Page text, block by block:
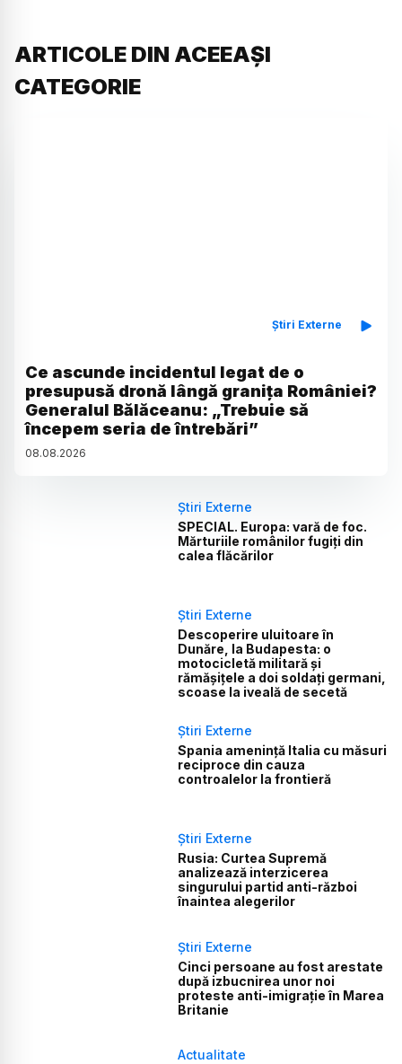
ARTICOLE DIN ACEEAȘI
CATEGORIE
Știri Externe
Ce ascunde incidentul legat de o
presupusă dronă lângă granița României?
Generalul Bălăceanu: „Trebuie să
începem seria de întrebări”
08.08.2026
Știri Externe
SPECIAL. Europa: vară de foc.
Mărturiile românilor fugiți din
calea flăcărilor
Știri Externe
Descoperire uluitoare în
Dunăre, la Budapesta: o
motocicletă militară și
rămășițele a doi soldați germani,
scoase la iveală de secetă
Știri Externe
Spania amenință Italia cu măsuri
reciproce din cauza
controalelor la frontieră
Știri Externe
Rusia: Curtea Supremă
analizează interzicerea
singurului partid anti-război
înaintea alegerilor
Știri Externe
Cinci persoane au fost arestate
după izbucnirea unor noi
proteste anti-imigrație în Marea
Britanie
Actualitate